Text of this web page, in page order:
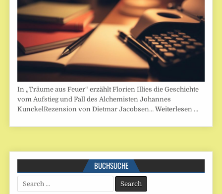
In „Träume aus Feuer“ erzählt Florien Illies die Geschichte
vom Aufstieg und Fall des Alchemisten Johannes
KunckelRezension von Dietmar Jacobsen…Weiterlesen …
BUCHSUCHE
Search
for: